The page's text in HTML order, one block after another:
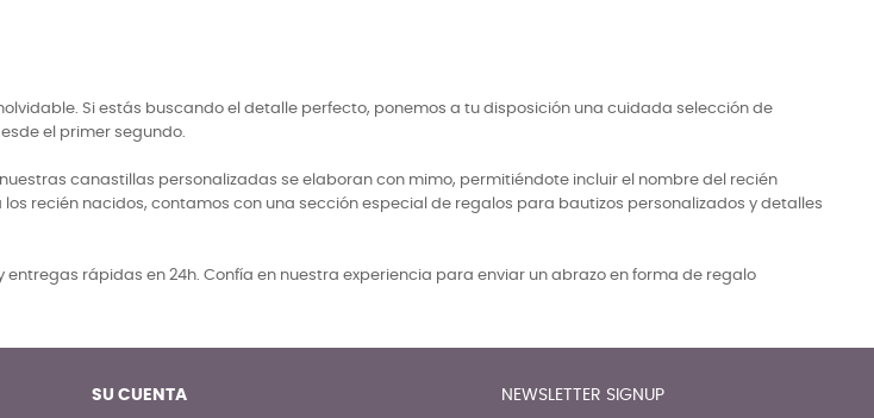
Si estás buscando el detalle perfecto, ponemos a tu disposición una cuidada selección de
el primer segundo.
canastillas personalizadas se elaboran con mimo, permitiéndote incluir el nombre del recién
recién nacidos, contamos con una sección especial de regalos para bautizos personalizados y detalles
rápidas en 24h. Confía en nuestra experiencia para enviar un abrazo en forma de regalo
SU CUENTA NEWSLETTER SIGNUP